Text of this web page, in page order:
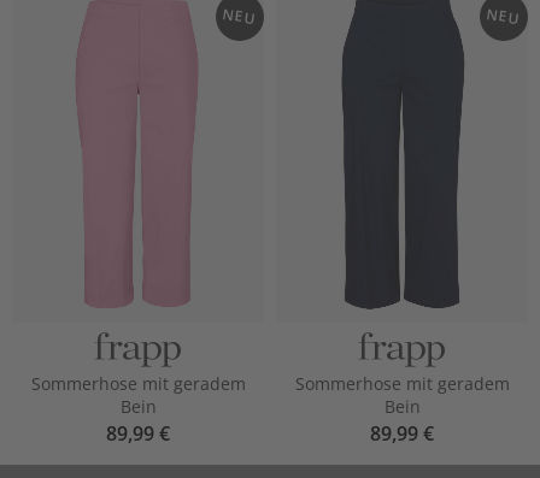
NEU
Sommerhose mit geradem
Bein
89,99 €
NEU
Sommerhose mit geradem
Bein
89,99 €